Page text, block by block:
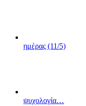
ημέρας (11/5)
ψυχολογία…